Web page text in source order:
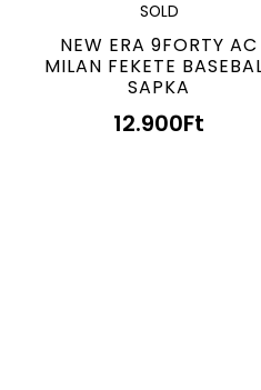
SOLD
NEW ERA 9FORTY AC
MILAN FEKETE
SAPKA
12.900Ft